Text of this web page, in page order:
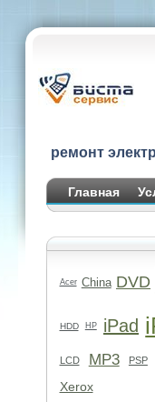
ремонт
Главная
Acer China DVD
HDD HP iPad
LCD MP3 PSP
Xerox